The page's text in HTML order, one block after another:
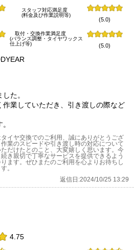
スタッフ対応満足度
(料金及び作業説明等)
(5.0)
取付・交換作業満足度
(バランス調整・タイヤワックス
仕上げ等)
(5.0)
た。
業していただき、引き渡しの際など
イヤ交換でのご利用、誠にありがとうござ
業のスピードや引き渡し時の対応について
だけたとのこと、大変嬉しく思います。今
き親切で丁寧なサービスを提供できるよう
ます。ぜひまたのご利用を心よりお待ちし
。
返信日:2024/10/25 13:29
4.75